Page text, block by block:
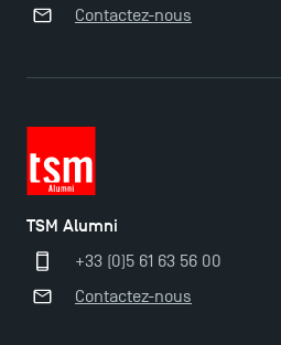
Contactez-nous
TSM Alumni
+33 (0)5 61 63 56 00
Contactez-nous